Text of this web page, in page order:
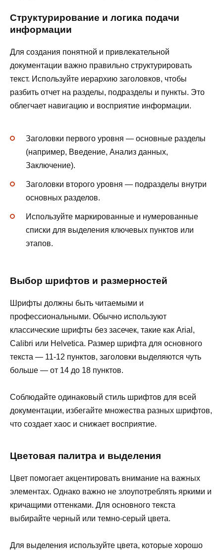
Структурирование и логика подачи
информации
Для создания понятной и привлекательной
документации важно правильно структурировать
текст. Используйте иерархию заголовков, чтобы
разбить отчет на разделы, подразделы и пункты. Это
облегчает навигацию и восприятие информации.
Заголовки первого уровня — основные разделы
(например, Введение, Анализ данных,
Заключение).
Заголовки второго уровня — подразделы внутри
основных разделов.
Используйте маркированные и нумерованные
списки для выделения ключевых пунктов или
этапов.
Выбор шрифтов и размерностей
Шрифты должны быть читаемыми и
профессиональными. Обычно используют
классические шрифты без засечек, такие как Arial,
Calibri или Helvetica. Размер шрифта для основного
текста — 11-12 пунктов, заголовки выделяются чуть
больше — от 14 до 18 пунктов.
Соблюдайте одинаковый стиль шрифтов для всей
документации, избегайте множества разных шрифтов,
что создает хаос и снижает восприятие.
Цветовая палитра и выделения
Цвет помогает акцентировать внимание на важных
элементах. Однако важно не злоупотреблять яркими и
кричащими оттенками. Для основного текста
выбирайте черный или темно-серый цвета.
Для выделения используйте цвета, которые хорошо